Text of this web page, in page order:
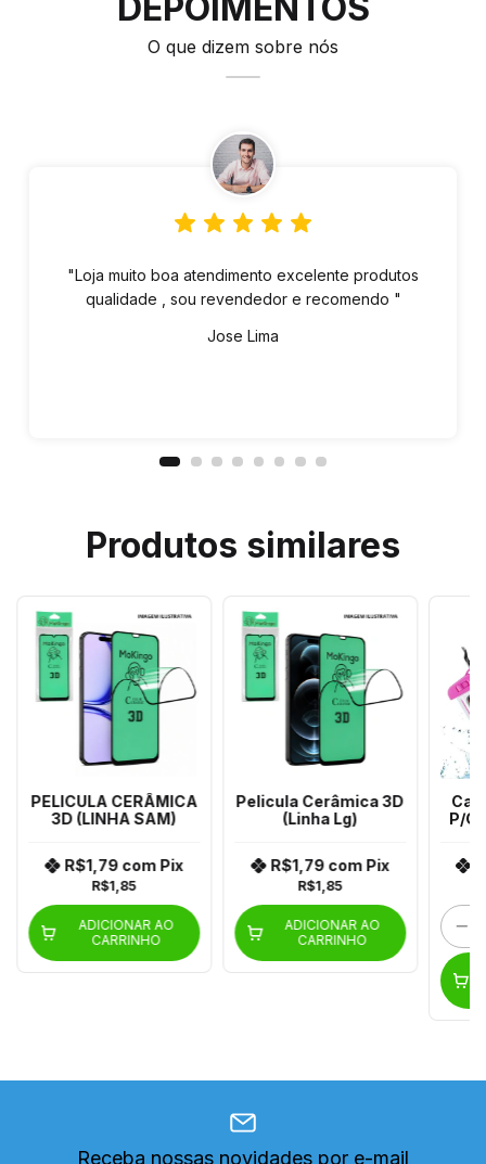
O que dizem sobre nós
"Loja muito boa atendimento excelente produtos
qualidade , sou revendedor e recomendo "
Jose Lima
Produtos similares
PELICULA CERÂMICA
3D (LINHA SAM)
R$1,85
R$1,79 com Pix
ADICIONAR AO
CARRINHO
Pelicula Cerâmica 3D
(Linha Lg)
R$1,85
R$1,79 com Pix
ADICIONAR AO
CARRINHO
P/
Receba nossas novidades por e-mail